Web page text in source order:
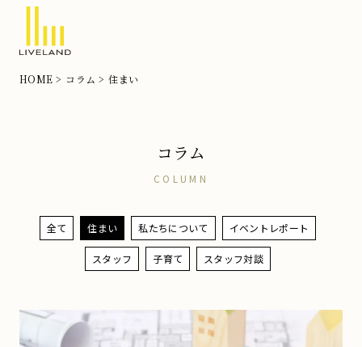
摂
ラ
ン
HOME コラム 住まい
コラム
COLUMN
全て 住まい 私たちについて イベントレポート
スタッフ 子育て スタッフ対談